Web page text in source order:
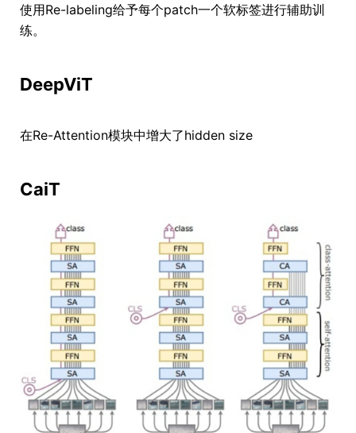
使用Re-labeling给予每个patch一个软标签进行辅助训
练。
DeepViT
在Re-Attention模块中增大了hidden size
CaiT